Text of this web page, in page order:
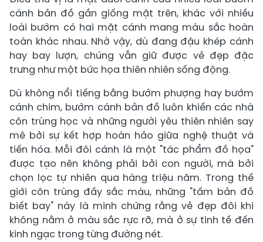
cánh bản đồ gần giống mặt trên, khác với nhiều
loài bướm có hai mặt cánh mang màu sắc hoàn
toàn khác nhau. Nhờ vậy, dù đang đậu khép cánh
hay bay lượn, chúng vẫn giữ được vẻ đẹp đặc
trưng như một bức họa thiên nhiên sống động.
Dù không nổi tiếng bằng bướm phượng hay bướm
cánh chim, bướm cánh bản đồ luôn khiến các nhà
côn trùng học và những người yêu thiên nhiên say
mê bởi sự kết hợp hoàn hảo giữa nghệ thuật và
tiến hóa. Mỗi đôi cánh là một "tác phẩm đồ họa"
được tạo nên không phải bởi con người, mà bởi
chọn lọc tự nhiên qua hàng triệu năm. Trong thế
giới côn trùng đầy sắc màu, những "tấm bản đồ
biết bay" này là minh chứng rằng vẻ đẹp đôi khi
không nằm ở màu sắc rực rỡ, mà ở sự tinh tế đến
kinh ngạc trong từng đường nét.